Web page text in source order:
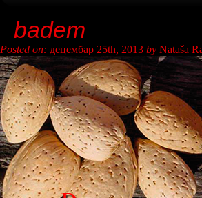
badem
Posted on: децембар 25th, 2013 by Nataša